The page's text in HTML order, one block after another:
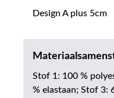
Design A plus 5cm
Stof 1: 100 %
% elastaan; Stof 3: